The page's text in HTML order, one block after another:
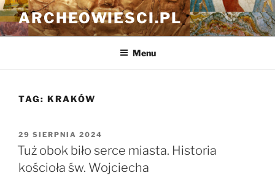
Przejdź
do
treści
ARCHEOWIESCI.PL
Menu
TAG: KRAKÓW
OPUBLIKOWANE
W
29 SIERPNIA 2024
Tuż obok biło serce miasta. Historia
kościoła św. Wojciecha